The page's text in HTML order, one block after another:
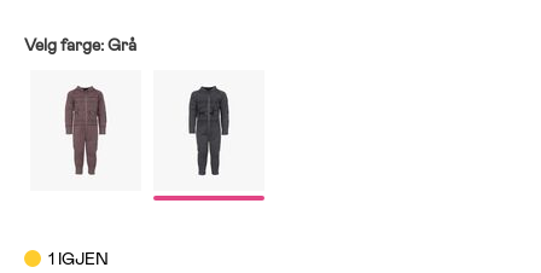
Velg farge:Grå
1 IGJEN